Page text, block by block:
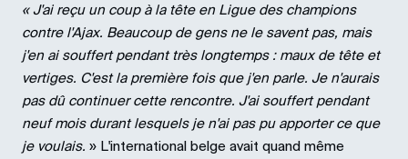
« J'ai reçu un coup à la tête en Ligue des champions
contre l'Ajax. Beaucoup de gens ne le savent pas, mais
j'en ai souffert pendant très longtemps : maux de tête et
vertiges. C'est la première fois que j'en parle. Je n'aurais
pas dû continuer cette rencontre. J'ai souffert pendant
neuf mois durant lesquels je n'ai pas pu apporter ce que
je voulais. » L'international belge avait quand même